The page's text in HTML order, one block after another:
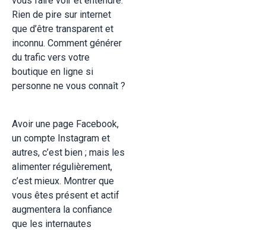
Rien de pire sur internet
que d’être transparent et
inconnu. Comment générer
du trafic vers votre
boutique en ligne si
personne ne vous connaît ?
Avoir une page Facebook,
un compte Instagram et
autres, c’est bien ; mais les
alimenter régulièrement,
c’est mieux. Montrer que
vous êtes présent et actif
augmentera la confiance
que les internautes